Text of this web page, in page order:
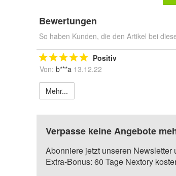
Bewertungen
So haben Kunden, die den Artikel bei
Positiv
Von: b***a 13.12.22
Mehr...
Verpasse keine Angebote
Abonniere jetzt unseren
Extra-Bonus: 60 Tage Nextory